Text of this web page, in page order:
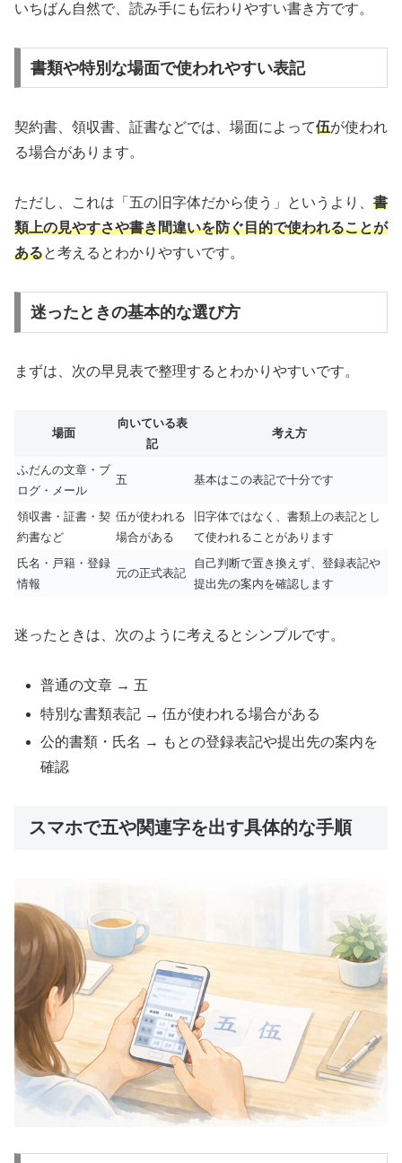
いちばん自然で、読み手にも伝わりやすい書き方です。
書類や特別な場面で使われやすい表記
契約書、領収書、証書などでは、場面によって伍が使われ
る場合があります。
ただし、これは「五の旧字体だから使う」というより、 書
類上の見やすさや書き間違いを防ぐ目的で使われることが
あると考えるとわかりやすいです。
迷ったときの基本的な選び方
まずは、次の早見表で整理するとわかりやすいです。
場面
向いている表
記
考え方
ふだんの文章・ブ
ログ・メール
五 基本はこの表記で十分です
領収書・証書・契
約書など
伍が使われる
場合がある
旧字体ではなく、書類上の表記とし
て使われることがあります
氏名・戸籍・登録
情報
元の正式表記
自己判断で置き換えず、登録表記や
提出先の案内を確認します
迷ったときは、次のように考えるとシンプルです。
普通の文章 → 五
特別な書類表記 → 伍が使われる場合がある
公的書類・氏名 → もとの登録表記や提出先の案内を
確認
スマホで五や関連字を出す具体的な手順